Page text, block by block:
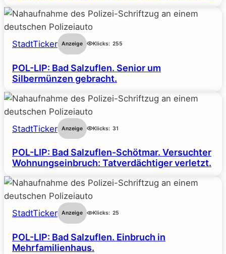
StadtTicker Anzeige Klicks: 255
POL-LIP: Bad Salzuflen. Senior um
Silbermünzen gebracht.
StadtTicker Anzeige Klicks: 31
POL-LIP: Bad Salzuflen-Schötmar. Versuchter
Wohnungseinbruch: Tatverdächtiger verletzt.
StadtTicker Anzeige Klicks: 25
POL-LIP: Bad Salzuflen. Einbruch in
Mehrfamilienhaus.